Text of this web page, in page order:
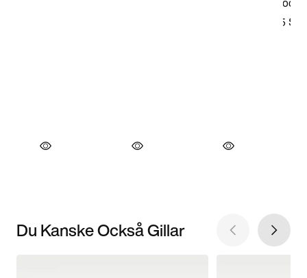
Du Kanske Också Gillar